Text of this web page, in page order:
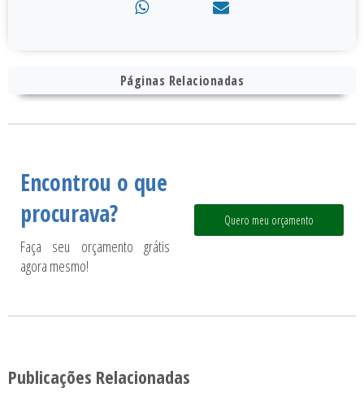
Páginas Relacionadas
Encontrou o que
procurava?
Faça seu orçamento grátis
agora mesmo!
Quero meu orçamento
Publicações Relacionadas